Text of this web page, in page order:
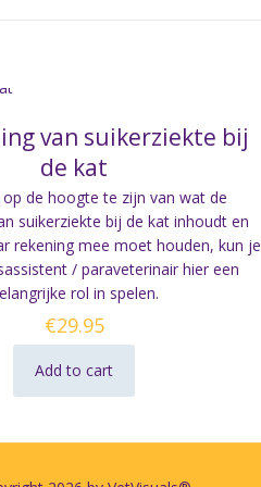
van suikerziekte bij
de kat
de hoogte te zijn van wat de
suikerziekte bij de kat inhoudt en
rekening mee moet houden, kun je
/ paraveterinair hier een
rol in spelen.
€29.95
Add to cart